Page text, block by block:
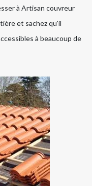
à Artisan couvreur
et sachez qu'il
à beaucoup de